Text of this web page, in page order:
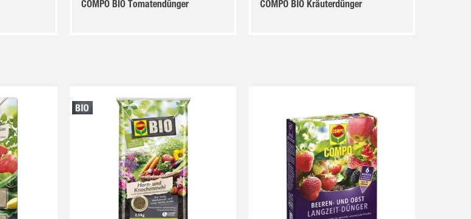
COMPO BIO Tomatendünger COMPO BIO Kräuterdünger